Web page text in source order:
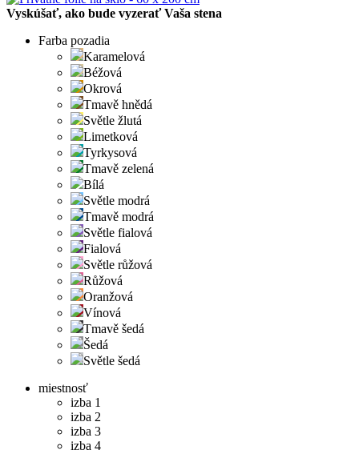
Vyskúšať, ako bude vyzerať Vaša stena
Farba pozadia
Karamelová
Béžová
Okrová
Tmavě hnědá
Světle žlutá
Limetková
Tyrkysová
Tmavě zelená
Bílá
Světle modrá
Tmavě modrá
Světle fialová
Fialová
Světle růžová
Růžová
Oranžová
Vínová
Tmavě šedá
Šedá
Světle šedá
miestnosť
izba 1
izba 2
izba 3
izba 4